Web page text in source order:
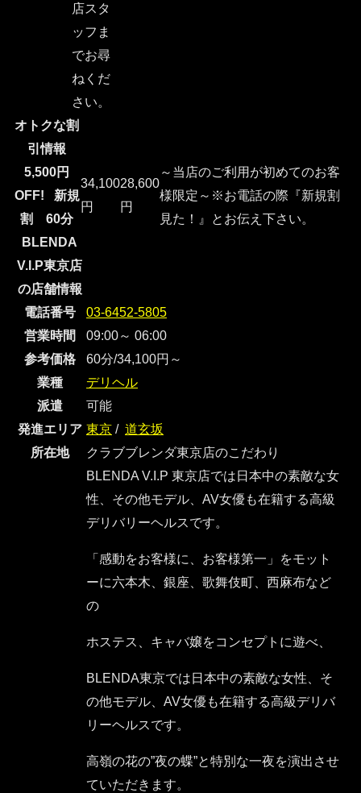
店スタ
ッフま
でお尋
ねくだ
さい。
オトクな割
引情報
5,500円
OFF! 新規
割 60分
34,100
円
28,600
円
～当店のご利用が初めてのお客
様限定～※お電話の際『新規割
見た！』とお伝え下さい。
BLENDA
V.I.P東京店
の店舗情報
電話番号
03-6452-5805
営業時間
09:00～ 06:00
参考価格
60分/34,100円～
業種
デリヘル
派遣
可能
発進エリア 東京 / 道玄坂
所在地
クラブブレンダ東京店のこだわり
BLENDA V.I.P 東京店では日本中の素敵な女
性、その他モデル、AV女優も在籍する高級
デリバリーヘルスです。
「感動をお客様に、お客様第一」をモット
ーに六本木、銀座、歌舞伎町、西麻布など
の
ホステス、キャバ嬢をコンセプトに遊べ、
BLENDA東京では日本中の素敵な女性、そ
の他モデル、AV女優も在籍する高級デリバ
リーヘルスです。
高嶺の花の”夜の蝶”と特別な一夜を演出させ
ていただきます。